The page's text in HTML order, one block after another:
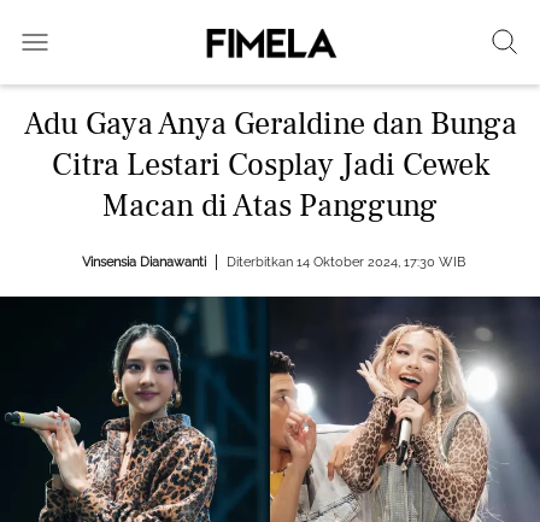
Adu Gaya Anya Geraldine dan Bunga
Citra Lestari Cosplay Jadi Cewek
Macan di Atas Panggung
Vinsensia Dianawanti Diterbitkan 14 Oktober 2024, 17:30 WIB